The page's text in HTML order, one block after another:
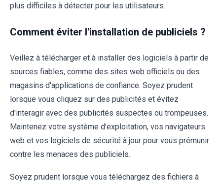
plus difficiles à détecter pour les utilisateurs.
Comment éviter l'installation de publiciels ?
Veillez à télécharger et à installer des logiciels à partir de
sources fiables, comme des sites web officiels ou des
magasins d'applications de confiance. Soyez prudent
lorsque vous cliquez sur des publicités et évitez
d'interagir avec des publicités suspectes ou trompeuses.
Maintenez votre système d'exploitation, vos navigateurs
web et vos logiciels de sécurité à jour pour vous prémunir
contre les menaces des publiciels.
Soyez prudent lorsque vous téléchargez des fichiers à